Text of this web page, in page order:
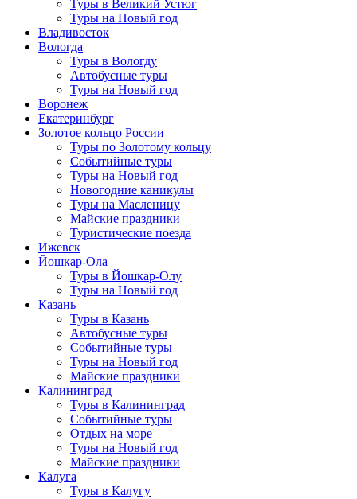
Туры в Великий Устюг
Туры на Новый год
Владивосток
Вологда
Туры в Вологду
Автобусные туры
Туры на Новый год
Воронеж
Екатеринбург
Золотое кольцо России
Туры по Золотому кольцу
Событийные туры
Туры на Новый год
Новогодние каникулы
Туры на Масленицу
Майские праздники
Туристические поезда
Ижевск
Йошкар-Ола
Туры в Йошкар-Олу
Туры на Новый год
Казань
Туры в Казань
Автобусные туры
Событийные туры
Туры на Новый год
Майские праздники
Калининград
Туры в Калининград
Событийные туры
Отдых на море
Туры на Новый год
Майские праздники
Калуга
Туры в Калугу